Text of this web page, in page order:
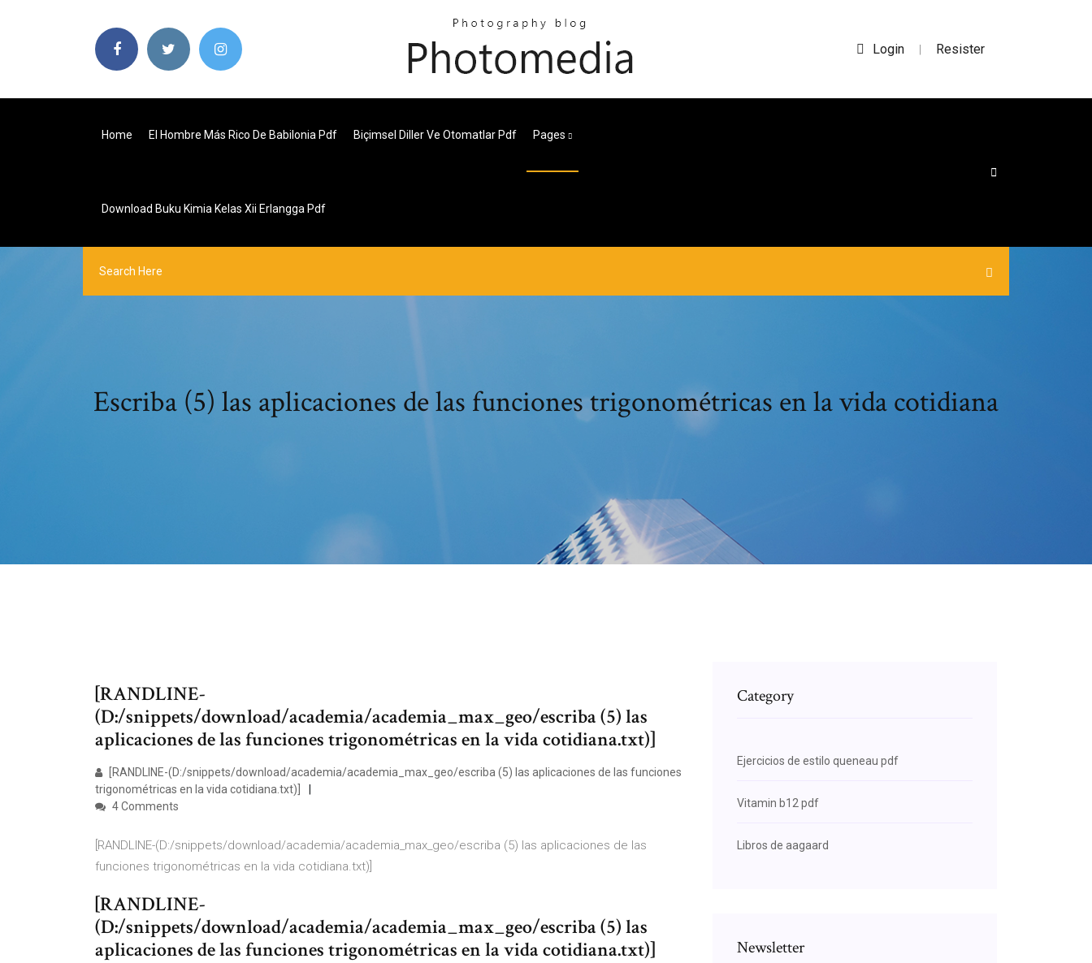
Login | Resister
Home El Hombre Más Rico De Babilonia Pdf Biçimsel Diller Ve Otomatlar Pdf Pages
Download Buku Kimia Kelas Xii Erlangga Pdf
Escriba (5) las aplicaciones de las funciones trigonométricas en la vida cotidiana
[RANDLINE-
(D:/snippets/download/academia/academia_max_geo/escriba (5) las
aplicaciones de las funciones trigonométricas en la vida cotidiana.txt)]
[RANDLINE-(D:/snippets/download/academia/academia_max_geo/escriba (5) las aplicaciones de las funciones
trigonométricas en la vida cotidiana.txt)]
4 Comments
[RANDLINE-(D:/snippets/download/academia/academia_max_geo/escriba (5) las aplicaciones de las
funciones trigonométricas en la vida cotidiana.txt)]
[RANDLINE-
(D:/snippets/download/academia/academia_max_geo/escriba (5) las
aplicaciones de las funciones trigonométricas en la vida cotidiana.txt)]
Category
Ejercicios de estilo queneau pdf
Vitamin b12 pdf
Libros de aagaard
Newsletter